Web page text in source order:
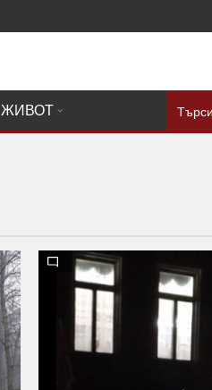
ЖИВОТ